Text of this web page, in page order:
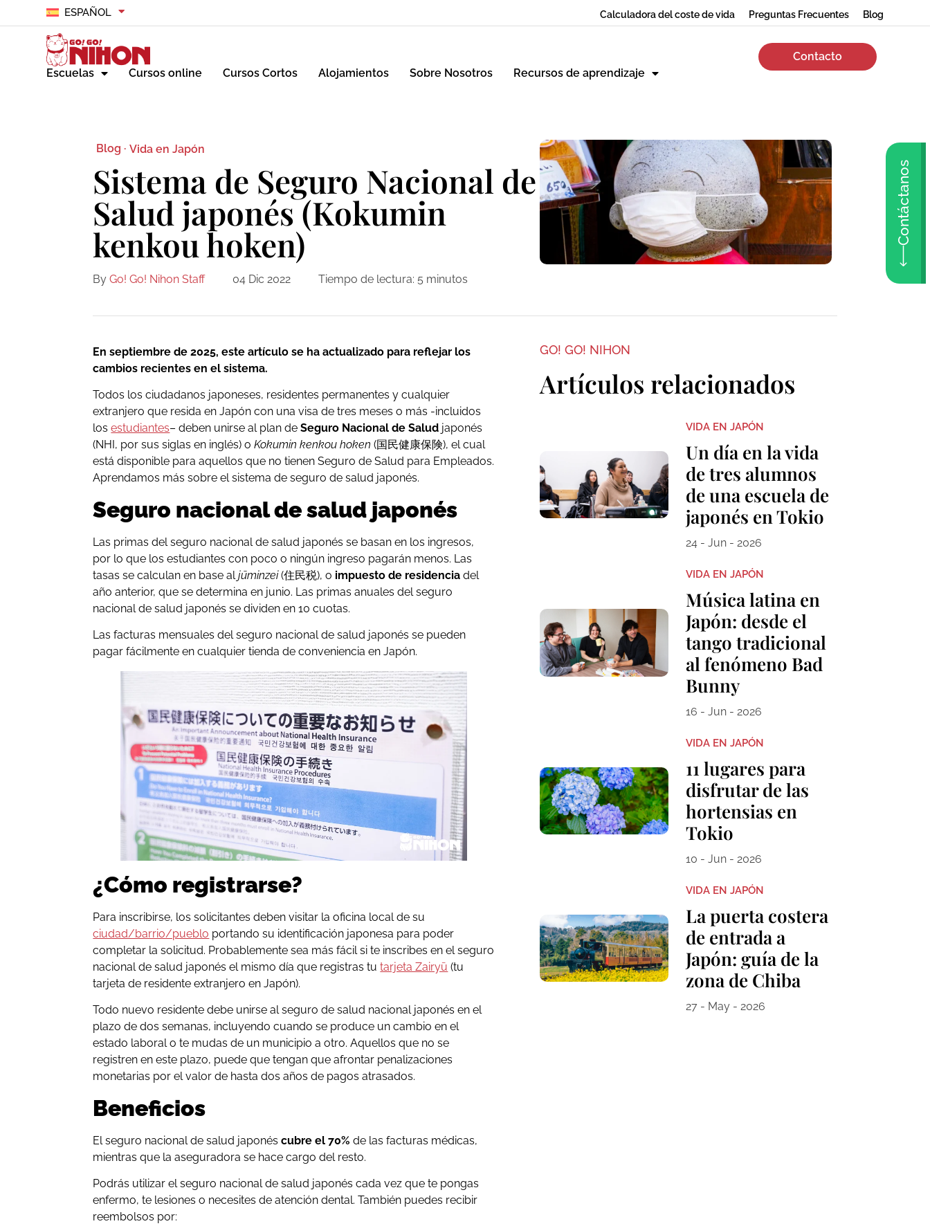
ESPAÑOL Calculadora del coste de vida Preguntas Frecuentes Blog
Escuelas Cursos online Cursos Cortos Alojamientos Sobre Nosotros Recursos de aprendizaje
Contacto
Contáctanos
Blog · Vida en Japón
Sistema de Seguro Nacional de
Salud japonés (Kokumin
kenkou hoken)
By Go! Go! Nihon Staff 04 Dic 2022 Tiempo de lectura: 5 minutos
En septiembre de 2025, este artículo se ha actualizado para reflejar los
cambios recientes en el sistema.
Todos los ciudadanos japoneses, residentes permanentes y cualquier
extranjero que resida en Japón con una visa de tres meses o más -incluidos
losestudiantes– deben unirse al plan deSeguro Nacional de Salud japonés
(NHI, por sus siglas en inglés) oKokumin kenkou hoken (国民健康保険), el cual
está disponible para aquellos que no tienen Seguro de Salud para Empleados.
Aprendamos más sobre el sistema de seguro de salud japonés.
Seguro nacional de salud japonés
Las primas del seguro nacional de salud japonés se basan en los ingresos,
por lo que los estudiantes con poco o ningún ingreso pagarán menos. Las
tasas se calculan en base aljūminzei(住民税), o impuesto de residencia del
año anterior, que se determina en junio. Las primas anuales del seguro
nacional de salud japonés se dividen en 10 cuotas.
Las facturas mensuales del seguro nacional de salud japonés se pueden
pagar fácilmente en cualquier tienda de conveniencia en Japón.
¿Cómo registrarse?
Para inscribirse, los solicitantes deben visitar la oficina local de su
ciudad/barrio/pueblo portando su identificación japonesa para poder
completar la solicitud. Probablemente sea más fácil si te inscribes en el seguro
nacional de salud japonés el mismo día que registras tutarjeta Zairyū (tu
tarjeta de residente extranjero en Japón).
Todo nuevo residente debe unirse al seguro de salud nacional japonés en el
plazo de dos semanas, incluyendo cuando se produce un cambio en el
estado laboral o te mudas de un municipio a otro. Aquellos que no se
registren en este plazo, puede que tengan que afrontar penalizaciones
monetarias por el valor de hasta dos años de pagos atrasados.
Beneficios
El seguro nacional de salud japonéscubre el 70% de las facturas médicas,
mientras que la aseguradora se hace cargo del resto.
Podrás utilizar el seguro nacional de salud japonés cada vez que te pongas
enfermo, te lesiones o necesites de atención dental. También puedes recibir
reembolsos por:
GO! GO! NIHON
Artículos relacionados
VIDA EN JAPÓN
Un día en la vida
de tres alumnos
de una escuela de
japonés en Tokio
24 - Jun - 2026
VIDA EN JAPÓN
Música latina en
Japón: desde el
tango tradicional
al fenómeno Bad
Bunny
16 - Jun - 2026
VIDA EN JAPÓN
11 lugares para
disfrutar de las
hortensias en
Tokio
10 - Jun - 2026
VIDA EN JAPÓN
La puerta costera
de entrada a
Japón: guía de la
zona de Chiba
27 - May - 2026